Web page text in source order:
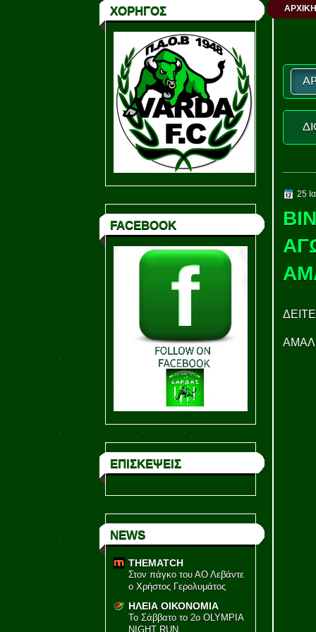
ΧΟΡΗΓΟΣ
FACEBOOK
ΕΠΙΣΚΕΨΕΙΣ
NEWS
THEMATCH
Στον πάγκο του ΑΟ Λεβάντε
ο Χρήστος Γερολυμάτος
ΗΛΕΙΑ ΟΙΚΟΝΟΜΙΑ
Το Σάββατο το 2ο OLYMPIA
NIGHT RUN
25